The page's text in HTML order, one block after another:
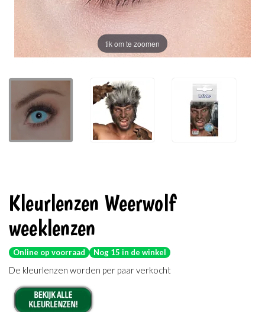
tik om te zoomen
Kleurlenzen Weerwolf
weeklenzen
Online op voorraad Nog 15 in de winkel
De kleurlenzen worden per paar verkocht